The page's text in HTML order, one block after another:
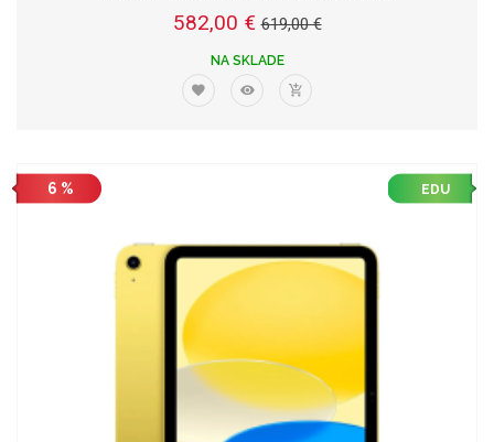
582,00 € 619,00 €
NA SKLADE
6 % EDU